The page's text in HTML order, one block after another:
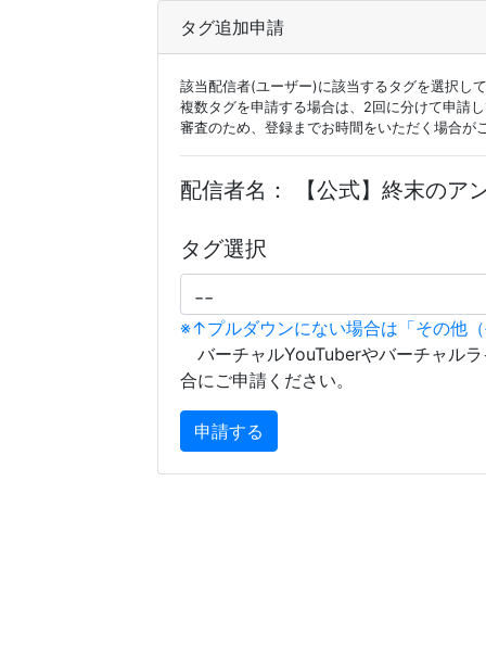
タグ追加申請
該当配信者(ユーザー)に該当するタグを選択し
複数タグを申請する場合は、2回に分けて申請
審査のため、登録までお時間をいただく場合が
配信者名： 【公式】終末のア
タグ選択
※↑プルダウンにない場合は「その他
バーチャルYouTuberやバーチャル
合にご申請ください。
申請する